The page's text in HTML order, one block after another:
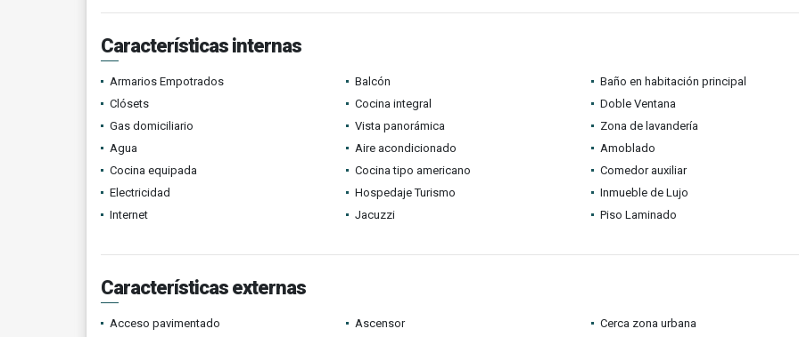
Características internas
Armarios Empotrados Balcón
Baño en habitación principal
Clósets
Cocina integral
Doble Ventana
Gas domiciliario
Vista panorámica
Zona de lavandería
Agua
Aire acondicionado
Amoblado
Cocina equipada
Cocina tipo americano
Comedor auxiliar
Electricidad
Hospedaje Turismo
Inmueble de Lujo
Internet
Jacuzzi Piso Laminado
Características externas
Acceso pavimentado Ascensor
Cerca zona urbana